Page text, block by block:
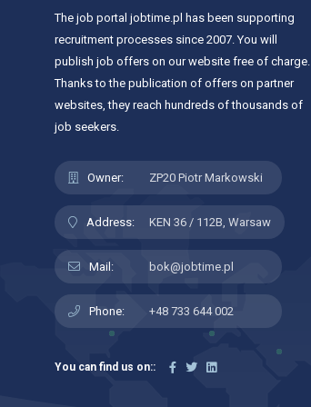
The job portal jobtime.pl has been supporting
recruitment processes since 2007. You will
publish job offers on our website free of charge.
Thanks to the publication of offers on partner
websites, they reach hundreds of thousands of
job seekers.
Owner: ZP20 Piotr Markowski
Address: KEN 36 / 112B, Warsaw
Mail: bok@jobtime.pl
Phone: +48 733 644 002
You can find us on::